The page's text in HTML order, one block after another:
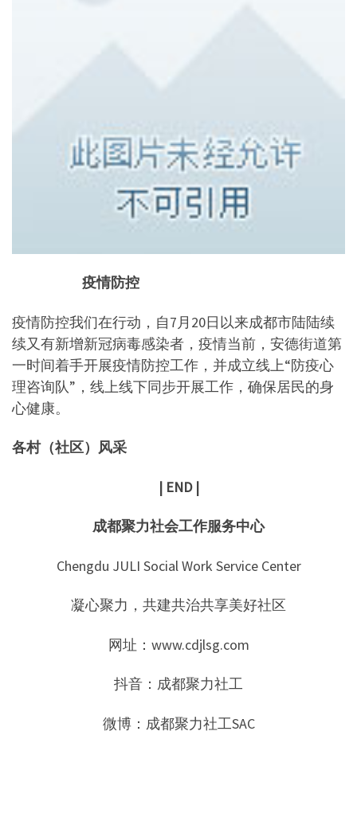
疫情防控
疫情防控我们在行动，自7月20日以来成都市陆陆续
续又有新增新冠病毒感染者，疫情当前，安德街道第
一时间着手开展疫情防控工作，并成立线上“防疫心
理咨询队”，线上线下同步开展工作，确保居民的身
心健康。
各村（社区）风采
| END |
成都聚力社会工作服务中心
Chengdu JULI Social Work Service Center
凝心聚力，共建共治共享美好社区
网址：www.cdjlsg.com
抖音：成都聚力社工
微博：成都聚力社工SAC